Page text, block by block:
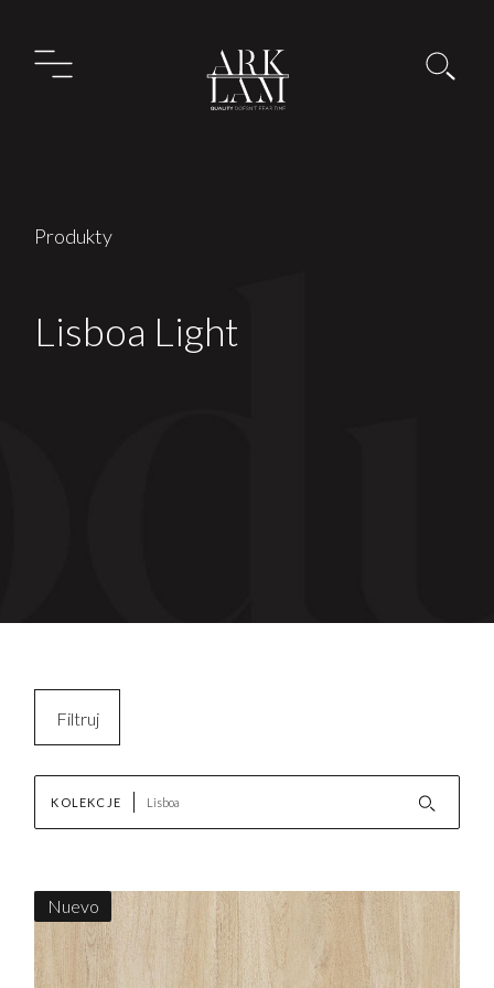
Produkty
Lisboa Light
Filtruj
Kopiuj filtry
AKTUALNOŚCI
Nowości
KOLEKCJE
Nuevo